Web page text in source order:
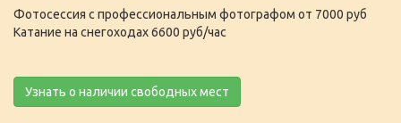
Фотосессия с профессиональным фотографом от 7000 руб
Катание на снегоходах 6600 руб/час
Узнать о наличии свободных мест